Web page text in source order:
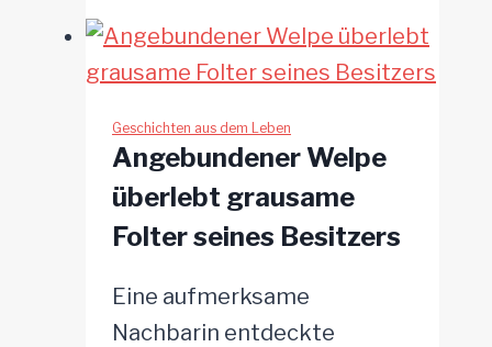
ihre
Babys
nach
harter
Zeit
ein
Zuhause
Geschichten aus dem Leben
Angebundener Welpe
überlebt grausame
Folter seines Besitzers
Eine aufmerksame
Nachbarin entdeckte